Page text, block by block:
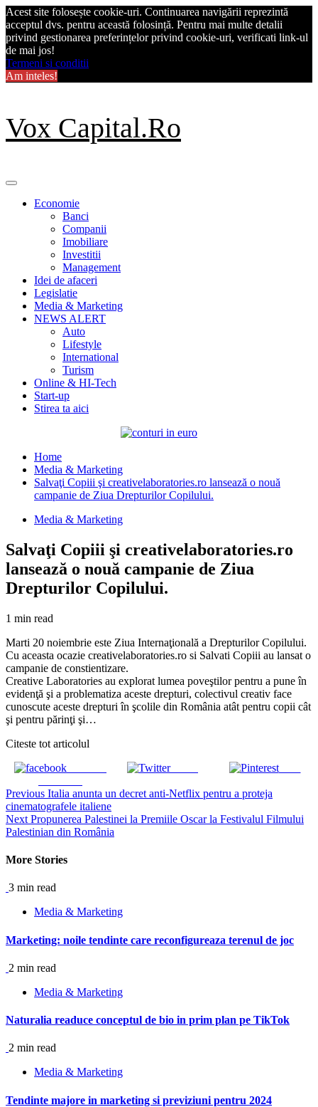
Acest site folosește cookie-uri. Continuarea navigării reprezintă
acceptul dvs. pentru această folosință. Pentru mai multe detalii
privind gestionarea preferințelor privind cookie-uri, verificati link-ul
de mai jos!
Termeni si conditii
Am inteles!
Skip
to
content
Vox Capital.Ro
Primary
Economie
Banci
Companii
Imobiliare
Investitii
Management
Idei de afaceri
Legislatie
Media & Marketing
NEWS ALERT
Auto
Lifestyle
International
Turism
Online & HI-Tech
Start-up
Stirea ta aici
Home
Media & Marketing
Salvaţi Copiii şi creativelaboratories.ro lansează o nouă
campanie de Ziua Drepturilor Copilului.
Media & Marketing
Salvaţi Copiii şi creativelaboratories.ro
lansează o nouă campanie de Ziua
Drepturilor Copilului.
1 min read
Marti 20 noiembrie este Ziua Internaţională a Drepturilor Copilului.
Cu aceasta ocazie creativelaboratories.ro si Salvati Copiii au lansat o
campanie de constientizare.
Creative Laboratories au explorat lumea poveştilor pentru a pune în
evidenţă şi a problematiza aceste drepturi, colectivul creativ face
cunoscute aceste drepturi în şcolile din România atât pentru copii cât
şi pentru părinţi şi…
Citeste tot articolul
Tweet Save
Continue
Reading
Previous Italia anunta un decret anti-Netflix pentru a proteja
cinematografele italiene
Next Propunerea Palestinei la Premiile Oscar la Festivalul Filmului
Palestinian din România
More Stories
3 min read
Media & Marketing
Marketing: noile tendinte care reconfigureaza terenul de joc
2 min read
Media & Marketing
Naturalia readuce conceptul de bio in prim plan pe TikTok
2 min read
Media & Marketing
Tendinte majore in marketing si previziuni pentru 2024